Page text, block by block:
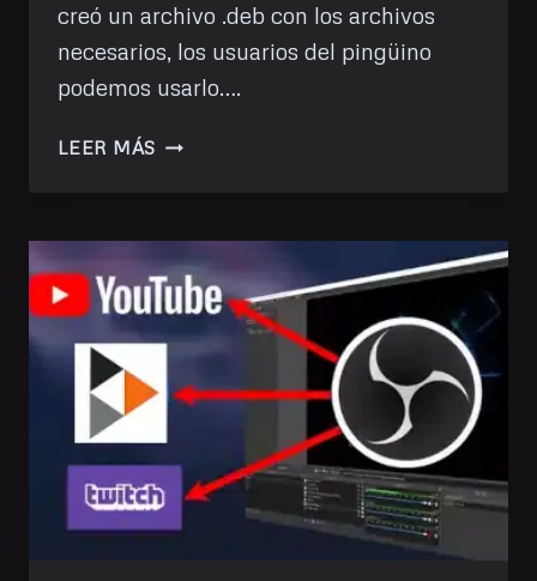
creó un archivo .deb con los archivos
necesarios, los usuarios del pingüino
podemos usarlo….
LEER MÁS MÚLTIPLE
GNU/LINUX
(ACTUALIZACIÓN)